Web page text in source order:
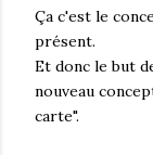
Ça c'est le
présent.
Et donc le but
nouveau
carte".